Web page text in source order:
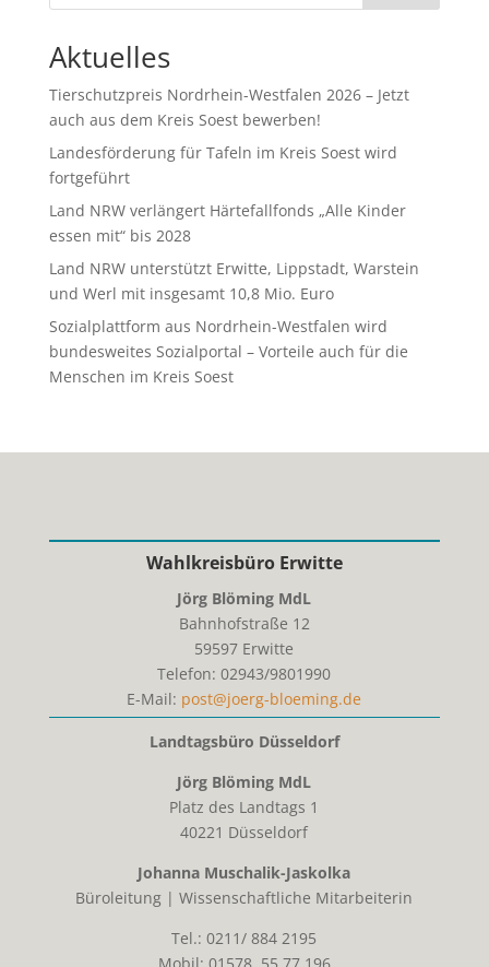
Aktuelles
Tierschutzpreis Nordrhein-Westfalen 2026 – Jetzt
auch aus dem Kreis Soest bewerben!
Landesförderung für Tafeln im Kreis Soest wird
fortgeführt
Land NRW verlängert Härtefallfonds „Alle Kinder
essen mit“ bis 2028
Land NRW unterstützt Erwitte, Lippstadt, Warstein
und Werl mit insgesamt 10,8 Mio. Euro
Sozialplattform aus Nordrhein-Westfalen wird
bundesweites Sozialportal – Vorteile auch für die
Menschen im Kreis Soest
Wahlkreisbüro Erwitte
Jörg Blöming MdL
Bahnhofstraße 12
59597 Erwitte
Telefon: 02943/9801990
E-Mail: post@joerg-bloeming.de
Landtagsbüro Düsseldorf
Jörg Blöming MdL
Platz des Landtags 1
40221 Düsseldorf
Johanna Muschalik-Jaskolka
Büroleitung | Wissenschaftliche Mitarbeiterin
Tel.: 0211/ 884 2195
Mobil: 01578 55 77 196